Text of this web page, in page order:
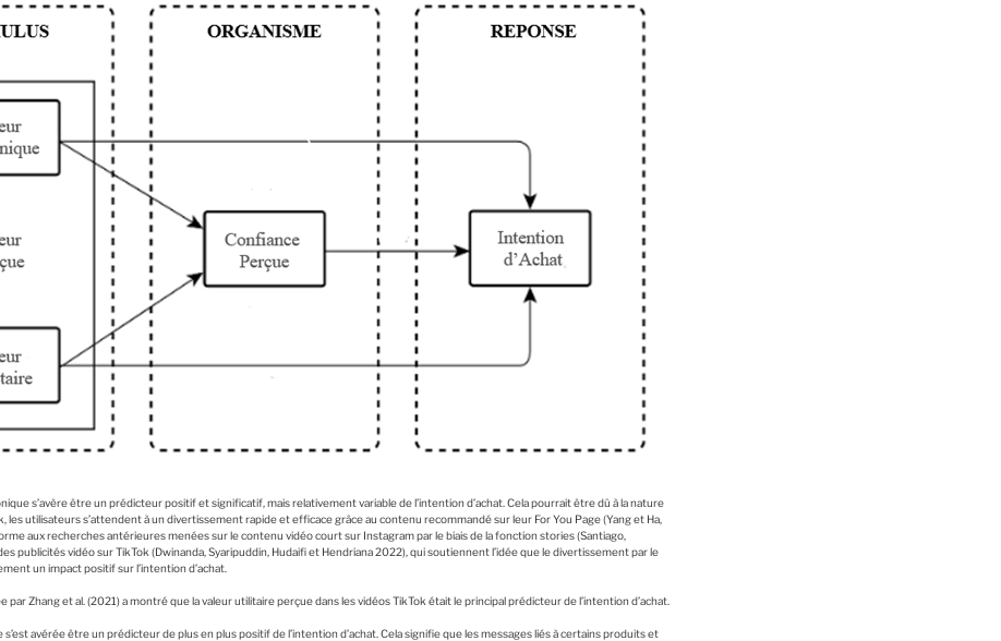
s’avère être un prédicteur positif et significatif, mais relativement variable de l’intention d’achat. Cela pourrait être dû à la nature
les utilisateurs s’attendent à un divertissement rapide et efficace grâce au contenu recommandé sur leur For You Page (Yang et Ha,
aux recherches antérieures menées sur le contenu vidéo court sur Instagram par le biais de la fonction stories (Santiago,
publicités vidéo sur TikTok (Dwinanda, Syaripuddin, Hudaifi et Hendriana 2022), qui soutiennent l’idée que le divertissement par le
un impact positif sur l’intention d’achat.
par Zhang et al. (2021) a montré que la valeur utilitaire perçue dans les vidéos TikTok était le principal prédicteur de l’intention d’achat.
s’est avérée être un prédicteur de plus en plus positif de l’intention d’achat. Cela signifie que les messages liés à certains produits et